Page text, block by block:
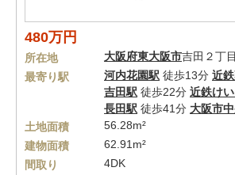
480万円
所在地 大阪府東大阪市吉田２丁目
最寄り駅
河内花園駅 徒歩13分 近
吉田駅 徒歩22分 近鉄け
長田駅 徒歩41分 大阪市
土地面積
56.28m²
建物面積
62.91m²
間取り
4DK